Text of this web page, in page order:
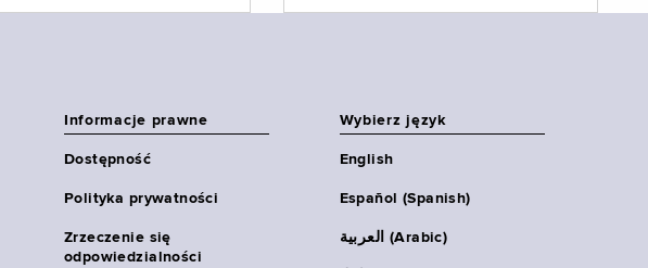
Informacje prawne
Dostępność
Polityka prywatności
Zrzeczenie się
odpowiedzialności
Wybierz język
English
Español (Spanish)
العربية (Arabic)